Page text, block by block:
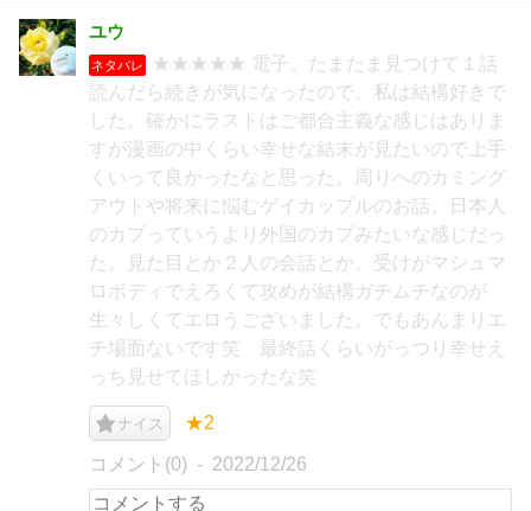
ユウ
ネタバレ
★★★★★ 電子。たまたま見つけて１話
読んだら続きが気になったので。私は結構好きで
した。確かにラストはご都合主義な感じはありま
すが漫画の中くらい幸せな結末が見たいので上手
くいって良かったなと思った。周りへのカミング
アウトや将来に悩むゲイカップルのお話。日本人
のカプっていうより外国のカプみたいな感じだっ
た。見た目とか２人の会話とか。受けがマシュマ
ロボディでえろくて攻めが結構ガチムチなのが
生々しくてエロうございました。でもあんまりエ
チ場面ないです笑 最終話くらいがっつり幸せえ
っち見せてほしかったな笑
ナイス ★2
コメント(0) 2022/12/26